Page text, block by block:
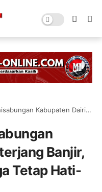
Dairi Diterjang Banjir, Camat Imbau Warga Tetap Hati-hati
Banjir,
Tetap Hati-